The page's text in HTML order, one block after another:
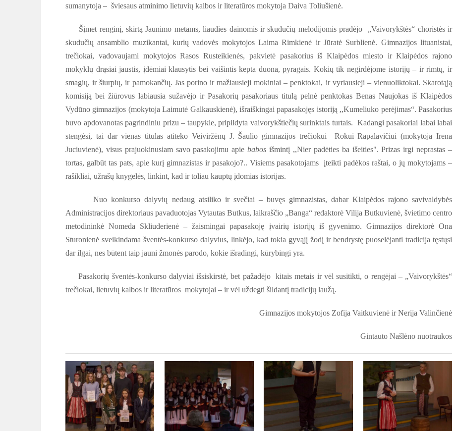
sumanytoja – šviesaus atminimo lietuvių kalbos ir literatūros mokytoja Daiva Toliušienė.
Šįmet renginį, skirtą Jaunimo metams, liaudies dainomis ir skudučių melodijomis pradėjo „Vaivorykštės“ choristės ir
skudučių ansamblio muzikantai, kurių vadovės mokytojos Laima Rimkienė ir Jūratė Surblienė. Gimnazijos lituanistai,
trečiokai, vadovaujami mokytojos Rasos Rusteikienės, pakvietė pasakorius iš Klaipėdos miesto ir Klaipėdos rajono
mokyklų drąsiai jaustis, įdėmiai klausytis bei vaišintis kepta duona, pyragais. Kokių tik negirdėjome istorijų – ir rimtų, ir
smagių, ir šiurpių, ir pamokančių. Jas porino ir mažiausieji mokiniai – penktokai, ir vyriausieji – vienuoliktokai. Skarotąją
komisiją bei žiūrovus labiausia sužavėjo ir Pasakorių pasakoriaus titulą pelnė penktokas Benas Naujokas iš Klaipėdos
Vydūno gimnazijos (mokytoja Laimutė Galkauskienė), išraiškingai papasakojęs istoriją ,,Kumeliuko perėjimas“. Pasakorius
buvo apdovanotas pagrindiniu prizu – taupykle, pripildyta vaivorykštiečių surinktais turtais. Kadangi pasakoriai labai labai
stengėsi, tai dar vienas titulas atiteko Veiviržėnų J. Šaulio gimnazijos trečiokui Rokui Rapalavičiui (mokytoja Irena
Juciuvienė), visus prajuokinusiam savo pasakojimu apiebabosišmintį ,,Nier padėties ba išeities". Prizas irgi neprastas –
tortas, galbūt tas pats, apie kurį gimnazistas ir pasakojo?.. Visiems pasakotojams įteikti padėkos raštai, o jų mokytojams –
rašikliai, užrašų knygelės, linkint, kad ir toliau kauptų įdomias istorijas.
Nuo konkurso dalyvių nedaug atsiliko ir svečiai – buvęs gimnazistas, dabar Klaipėdos rajono savivaldybės
Administracijos direktoriaus pavaduotojas Vytautas Butkus, laikraščio „Banga“ redaktorė Vilija Butkuvienė, švietimo centro
metodininkė Nomeda Skliuderienė – žaismingai papasakoję įvairių istorijų iš gyvenimo. Gimnazijos direktorė Ona
Sturonienė sveikindama šventės-konkurso dalyvius, linkėjo, kad tokia gyvąjį žodį ir bendrystę puoselėjanti tradicija tęstųsi
dar ilgai, nes būtent taip jauni žmonės parodo, kokie išradingi, kūrybingi yra.
Pasakorių šventės-konkurso dalyviai išsiskirstė, bet pažadėjo kitais metais ir vėl susitikti, o rengėjai – „Vaivorykštės“
trečiokai, lietuvių kalbos ir literatūros mokytojai – ir vėl uždegti šildantį tradicijų laužą.
Gimnazijos mokytojos Zofija Vaitkuvienė ir Nerija Valinčienė
Gintauto Našlėno nuotraukos